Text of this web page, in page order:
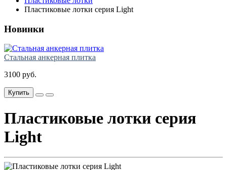
Пластиковые лотки серия Light
Новинки
Стальная анкерная плитка
3100 руб.
Купить
Пластиковые лотки серия
Light